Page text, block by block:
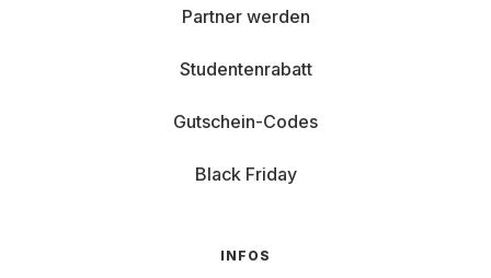
Partner werden
Studentenrabatt
Gutschein-Codes
Black Friday
INFOS